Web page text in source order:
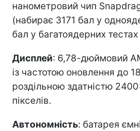
нанометровий чип
(набирає 3171 бал у
бал у багатоядерних
Дисплей: 6,78-дюймовий
із частотою оновлення до
роздільною здатністю
пікселів.
Автономність: батарея